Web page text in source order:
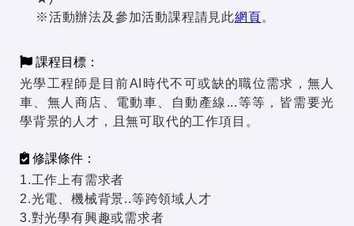
※活動辦法及參加活動課程請見此網頁。
課程目標：
光學工程師是目前AI時代不可或缺的職位需求，無人
車、無人商店、電動車、自動產線...等等，皆需要光
學背景的人才，且無可取代的工作項目。
修課條件：
1.工作上有需求者
2.光電、機械背景..等跨領域人才
3.對光學有興趣或需求者